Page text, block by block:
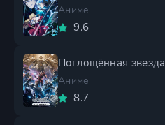
Аниме
9.6
Поглощённая звезда
Аниме
8.7